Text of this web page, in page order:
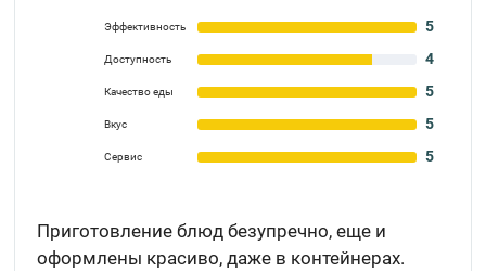
Эффективность 5
Доступность 4
Качество еды 5
Вкус 5
Сервис 5
Приготовление блюд безупречно, еще и
оформлены красиво, даже в контейнерах.